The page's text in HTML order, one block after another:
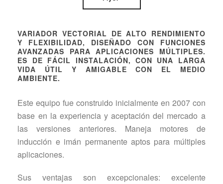
VARIADOR VECTORIAL DE ALTO RENDIMIENTO
Y FLEXIBILIDAD, DISEÑADO CON FUNCIONES
AVANZADAS PARA APLICACIONES MÚLTIPLES.
ES DE FÁCIL INSTALACIÓN, CON UNA LARGA
VIDA ÚTIL Y AMIGABLE CON EL MEDIO
AMBIENTE.
Este equipo fue construido inicialmente en 2007 con
base en la experiencia y aceptación del mercado a
las versiones anteriores. Maneja motores de
inducción e imán permanente aptos para múltiples
aplicaciones.
Sus ventajas son excepcionales: excelente